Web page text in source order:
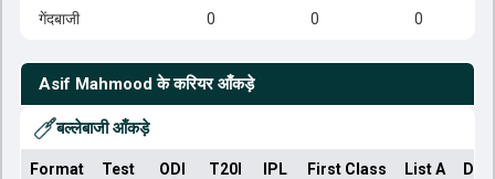
गेंदबाजी 0 0 0
Asif Mahmood के करियर आँकड़े
बल्लेबाजी आँकड़े
Format Test ODI T20I IPL First Class List A